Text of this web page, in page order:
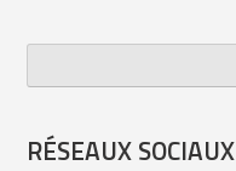
Number *
RÉSEAUX SOCIAUX